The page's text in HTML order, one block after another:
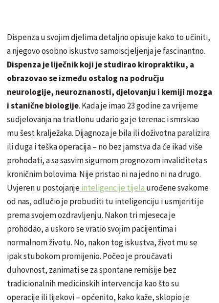
Dispenza u svojim djelima detaljno opisuje kako to učiniti,
a njegovo osobno iskustvo samoiscjeljenja je fascinantno.
Dispenza je liječnik koji je studirao kiropraktiku, a
obrazovao se između ostalog na području
neurologije, neuroznanosti, djelovanju i kemiji mozga
i stanične biologije. Kada je imao 23 godine za vrijeme
sudjelovanja na triatlonu udario ga je terenac i smrskao
mu šest kralježaka. Dijagnoza je bila ili doživotna paralizira
ili duga i teška operacija – no bez jamstva da će ikad više
prohodati, a sa sasvim sigurnom prognozom invaliditeta s
kroničnim bolovima. Nije pristao ni na jedno ni na drugo.
Uvjeren u postojanjeinteligencije tijela urođene svakome
od nas, odlučio je probuditi tu inteligenciju i usmjeriti je
prema svojem ozdravljenju. Nakon tri mjeseca je
prohodao, a uskoro se vratio svojim pacijentima i
normalnom životu. No, nakon tog iskustva, život mu se
ipak stubokom promijenio. Počeo je proučavati
duhovnost, zanimati se za spontane remisije bez
tradicionalnih medicinskih intervencija kao što su
operacije ili lijekovi – općenito, kako kaže, sklopio je